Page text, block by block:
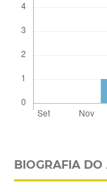
BIOGRAFIA DO